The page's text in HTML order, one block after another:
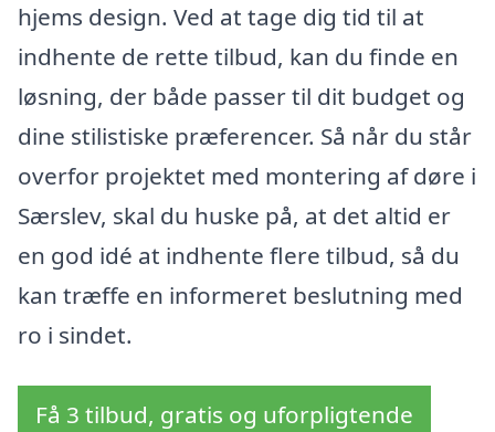
hjems design. Ved at tage dig tid til at
indhente de rette tilbud, kan du finde en
løsning, der både passer til dit budget og
dine stilistiske præferencer. Så når du står
overfor projektet med montering af døre i
Særslev, skal du huske på, at det altid er
en god idé at indhente flere tilbud, så du
kan træffe en informeret beslutning med
ro i sindet.
Få 3 tilbud, gratis og uforpligtende